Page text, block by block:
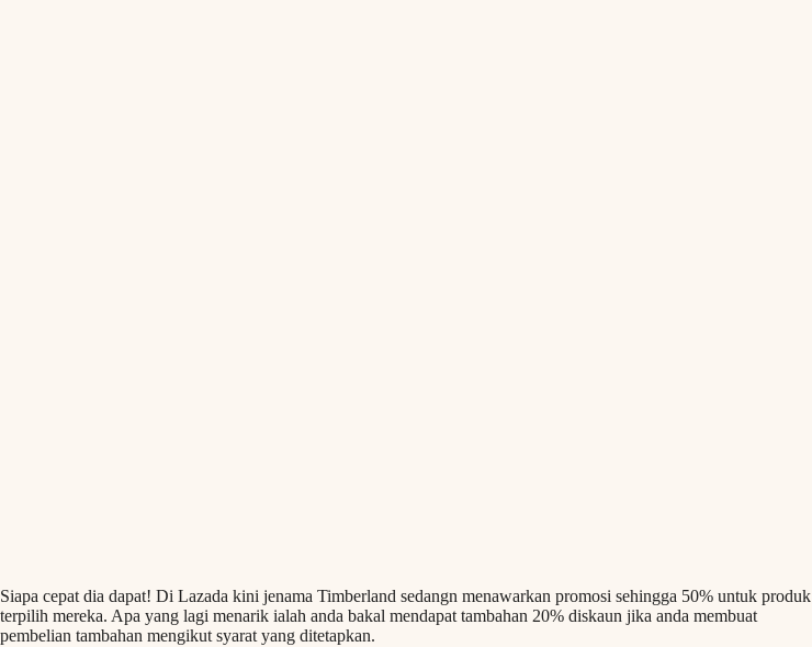
Siapa cepat dia dapat! Di Lazada kini jenama Timberland sedangn menawarkan promosi sehingga 50% untuk produk
terpilih mereka. Apa yang lagi menarik ialah anda bakal mendapat tambahan 20% diskaun jika anda membuat
pembelian tambahan mengikut syarat yang ditetapkan.